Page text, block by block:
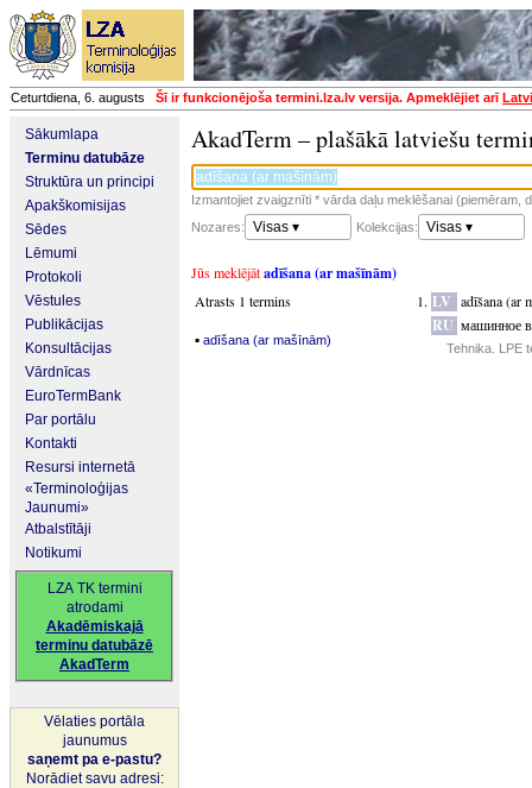
Ceturtdiena, 6. augusts Šī ir funkcionējoša termini.lza.lv versija. Apmeklējiet arī
Sākumlapa
Terminu datubāze
Struktūra un principi
Apakškomisijas
Sēdes
Lēmumi
Protokoli
Vēstules
Publikācijas
Konsultācijas
Vārdnīcas
EuroTermBank
Par portālu
Kontakti
Resursi internetā
«Terminoloģijas
Jaunumi»
Atbalstītāji
Notikumi
LZA TK termini
atrodami
Akadēmiskajā
terminu datubāzē
AkadTerm
Vēlaties portāla
jaunumus
saņemt pa e-pastu?
Norādiet savu adresi:
AkadTerm – plašākā latviešu
Izmantojiet zvaigznīti * vārda daļu meklēšanai (piemēram,
Nozares:
Visas ▾ Kolekcijas: Visas ▾
Jūs meklējātadīšana (ar mašīnām)
Atrasts 1 termins
▪ adīšana (ar mašīnām)
LV adīšana (ar
RU машинное
Tehnika. LPE